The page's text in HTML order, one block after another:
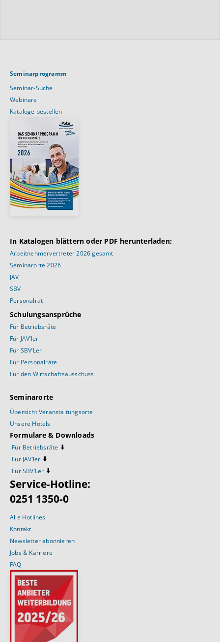
Seminarprogramm
Seminar-Suche
Webinare
Kataloge bestellen
In Katalogen blättern oder PDF herunterladen:
Arbeitnehmervertreter 2026 gesamt
Seminarorte 2026
JAV
SBV
Personalrat
Schulungsansprüche
Für Betriebsräte
Für JAV’ler
Für SBV’Ler
Für Personalräte
Für den Wirtschaftsausschuss
Seminarorte
Übersicht Veranstaltungsorte
Unsere Hotels
Formulare & Downloads
Für Betriebsräte ⬇️
Für JAV’ler ⬇️
Für SBV’Ler ⬇️
Service-Hotline:
0251 1350-0
Alle Hotlines
Kontakt
Newsletter abonnieren
Jobs & Karriere
FAQ